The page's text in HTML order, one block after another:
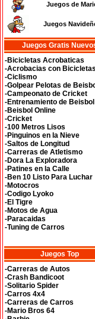
Juegos de
Juegos
Juegos Gratis
-Bicicletas Acrobaticas
-Acrobacias con Bicicletas
-Ciclismo
-Golpear Pelotas de
-Campeonato de Cricket
-Entrenamiento de Beisbol
-Beisbol Online
-Cricket
-100 Metros Lisos
-Pinguinos en la Nieve
-Saltos de Longitud
-Carreras de Atletismo
-Dora La Exploradora
-Patines en la Calle
-Ben 10 Listo Para Luchar
-Motocros
-Codigo Lyoko
-El Tigre
-Motos de Agua
-Paracaidas
-Tuning de Carros
Juegos Top
-Carreras de Autos
-Crash Bandicoot
-Solitario Spider
-Carros 4x4
-Carreras de Carros
-Mario Bros 64